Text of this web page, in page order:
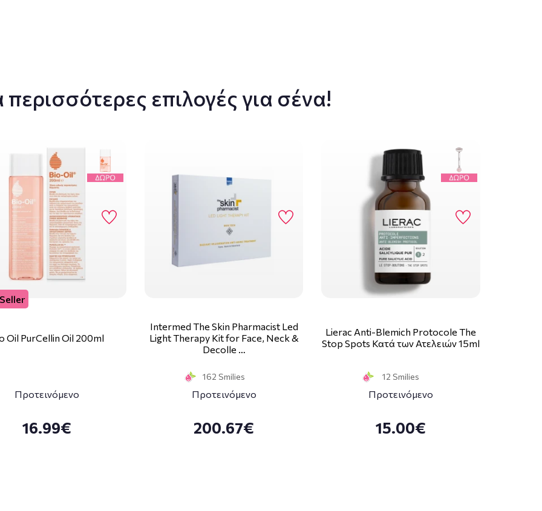
επιλογές για σένα!
Oil PurCellin Oil 200ml
Προτεινόμενο
16.99€
Intermed The Skin Pharmacist Led
Light Therapy Kit for Face, Neck &
Decolle …
162 Smilies
Προτεινόμενο
200.67€
Lierac Anti-Blemich Protocole The
Stop Spots Κατά των Ατελειών 15ml
12 Smilies
Προτεινόμενο
15.00€